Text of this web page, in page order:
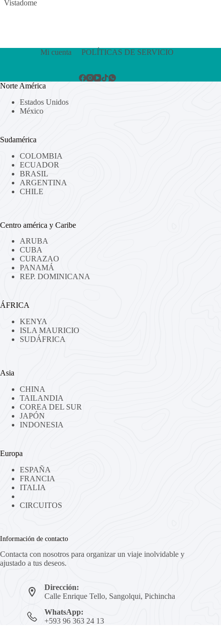
Vistadome
Mi cuenta POLÍTICAS DE SERVICIO
Norte América
Estados Unidos
México
Sudamérica
COLOMBIA
ECUADOR
BRASIL
ARGENTINA
CHILE
Centro américa y Caribe
ARUBA
CUBA
CURAZAO
PANAMÁ
REP. DOMINICANA
ÁFRICA
KENYA
ISLA MAURICIO
SUDÁFRICA
Asia
CHINA
TAILANDIA
COREA DEL SUR
JAPÓN
INDONESIA
Europa
ESPAÑA
FRANCIA
ITALIA
CIRCUITOS
Información de contacto
Contacta con nosotros para organizar un viaje inolvidable y
ajustado a tus deseos.
Dirección:
Calle Enrique Tello, Sangolqui, Pichincha
WhatsApp:
+593 96 363 24 13